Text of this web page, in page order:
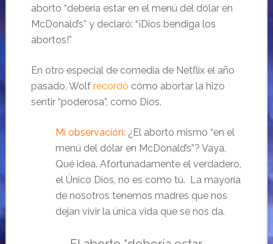
aborto “debería estar en el menú del dólar en
McDonald’s” y declaró: “¡Dios bendiga los
abortos!”
En otro especial de comedia de Netflix el año
pasado, Wolf recordó cómo abortar la hizo
sentir “poderosa”, como Dios.
Mi observación: ¿El aborto mismo “en el
menú del dólar en McDonald’s”? Vaya.
Qué idea. Afortunadamente el verdadero,
el Único Dios, no es como tú. La mayoría
de nosotros tenemos madres que nos
dejan vivir la única vida que se nos da.